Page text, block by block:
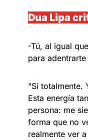
Dua Lipa
-Tú, al igual
para
“Sí totalmente.
Esta energía
persona: me
forma que no
realmente ver